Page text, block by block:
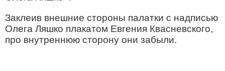
Заклеив внешние стороны палатки с надписью
Олега Ляшко плакатом Евгения Квасневского,
про внутреннюю сторону они забыли.